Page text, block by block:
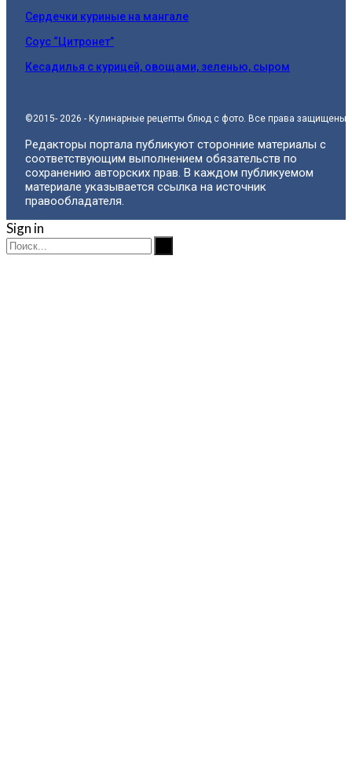
Сердечки куриные на мангале
Соус “Цитронет”
Кесадилья с курицей, овощами, зеленью, сыром
©2015- 2026 - Кулинарные рецепты блюд с фото. Все права защищены.
Редакторы портала публикуют сторонние материалы с
соответствующим выполнением обязательств по
сохранению авторских прав. В каждом публикуемом
материале указывается ссылка на источник
правообладателя.
Sign in